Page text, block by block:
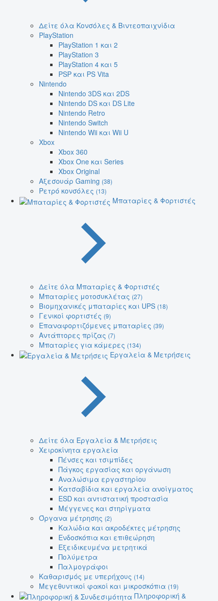
Δείτε όλα Κονσόλες & Βιντεοπαιχνίδια
PlayStation
PlayStation 1 και 2
PlayStation 3
PlayStation 4 και 5
PSP και PS Vita
Nintendo
Nintendo 3DS και 2DS
Nintendo DS και DS Lite
Nintendo Retro
Nintendo Switch
Nintendo Wii και Wii U
Xbox
Xbox 360
Xbox One και Series
Xbox Original
Αξεσουάρ Gaming (38)
Ρετρό κονσόλες (13)
Μπαταρίες & Φορτιστές
Δείτε όλα Μπαταρίες & Φορτιστές
Μπαταρίες μοτοσυκλέτας (27)
Βιομηχανικές μπαταρίες και UPS (18)
Γενικοί φορτιστές (9)
Επαναφορτιζόμενες μπαταρίες (39)
Αντάπτορες πρίζας (7)
Μπαταρίες για κάμερες (134)
Εργαλεία & Μετρήσεις
Δείτε όλα Εργαλεία & Μετρήσεις
Χειροκίνητα εργαλεία
Πένσες και τσιμπίδες
Πάγκος εργασίας και οργάνωση
Αναλώσιμα εργαστηρίου
Κατσαβίδια και εργαλεία ανοίγματος
ESD και αντιστατική προστασία
Μέγγενες και στηρίγματα
Όργανα μέτρησης (2)
Καλώδια και ακροδέκτες μέτρησης
Ενδοσκόπια και επιθεώρηση
Εξειδικευμένα μετρητικά
Πολύμετρα
Παλμογράφοι
Καθαρισμός με υπερήχους (14)
Μεγεθυντικοί φακοί και μικροσκόπια (19)
Πληροφορική &